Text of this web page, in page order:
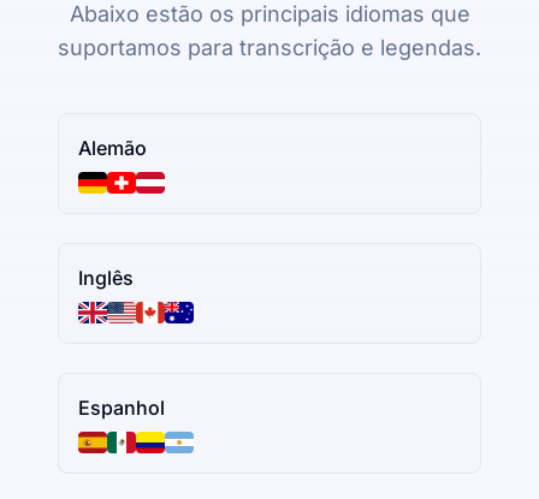
Abaixo estão os principais idiomas que
suportamos para transcrição e legendas.
Alemão
Inglês
Espanhol